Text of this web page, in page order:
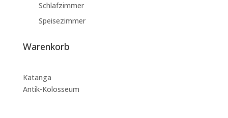
Schlafzimmer
Speisezimmer
Warenkorb
Katanga
Antik-Kolosseum